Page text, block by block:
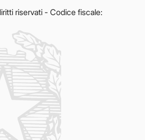
riservati - Codice fiscale: